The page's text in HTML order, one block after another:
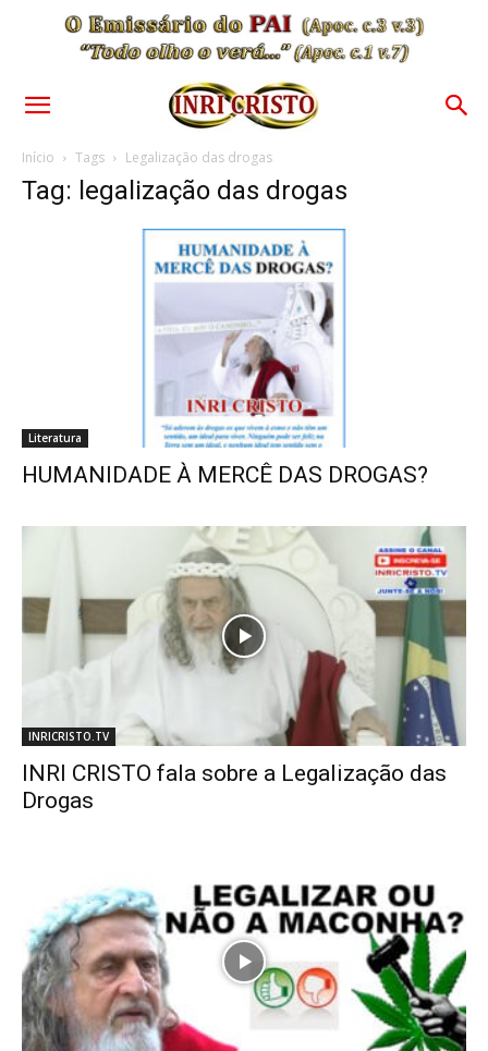
Início Tags Legalização das drogas
Tag: legalização das drogas
Literatura
HUMANIDADE À MERCÊ DAS DROGAS?
INRICRISTO.TV
INRI CRISTO fala sobre a Legalização das
Drogas